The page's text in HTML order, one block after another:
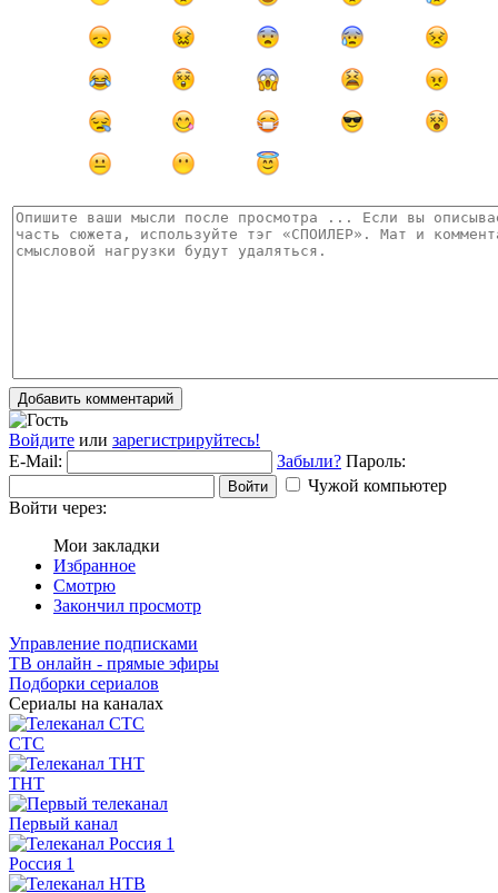
Добавить комментарий
Войдите или зарегистрируйтесь!
E-Mail:
Забыли? Пароль:
Войти
Чужой компьютер
Войти через:
Мои закладки
Избранное
Смотрю
Закончил просмотр
Управление подписками
ТВ онлайн - прямые эфиры
Подборки сериалов
Сериалы на каналах
СТС
ТНТ
Первый канал
Россия 1